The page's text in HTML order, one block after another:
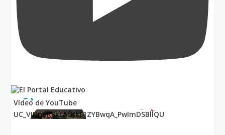
Vídeo de YouTube
UC_VIUnVRSkLAfKkF1ZYBwqA_PwImDSBllQU